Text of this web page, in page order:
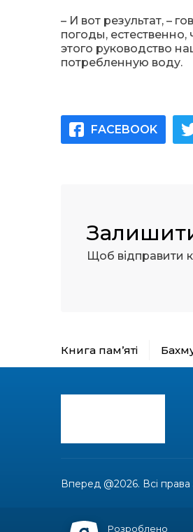
– И вот результат, –
погоды,
этого руководство
потребленную воду.
FACEBOOK
Щоб відправити
Книга пам’яті
Вперед @2026. Всі права
Розроблено